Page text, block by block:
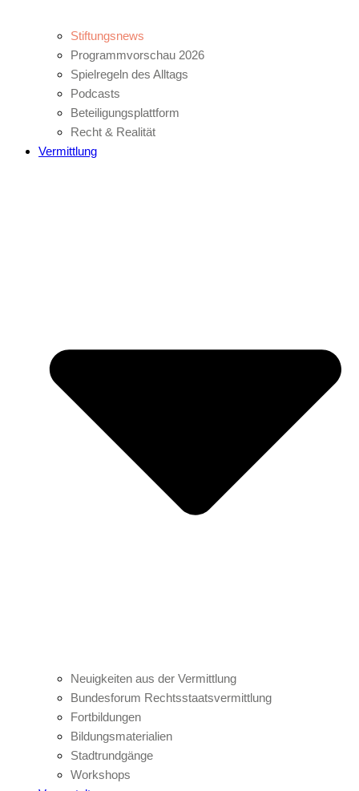
Stiftungsnews
Programmvorschau 2026
Spielregeln des Alltags
Podcasts
Beteiligungsplattform
Recht & Realität
Vermittlung
Neuigkeiten aus der Vermittlung
Bundesforum Rechtsstaatsvermittlung
Fortbildungen
Bildungsmaterialien
Stadtrundgänge
Workshops